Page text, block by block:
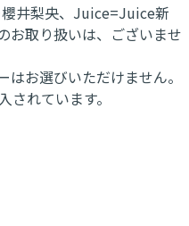
井梨央、Juice=Juice新
お取り扱いは、ございませ
お選びいただけません。
れています。